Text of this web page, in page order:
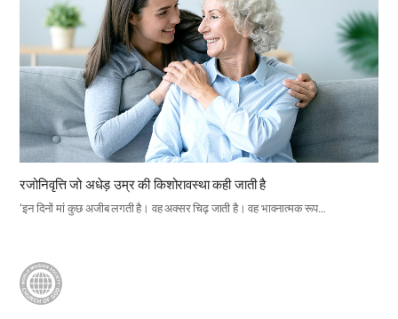
रजोनिवृत्ति जो अधेड़ उम्र की किशोरावस्था कही जाती है
‘इन दिनों मां कुछ अजीब लगती है। वह अक्सर चिढ़ जाती है। वह भावनात्मक रूप…